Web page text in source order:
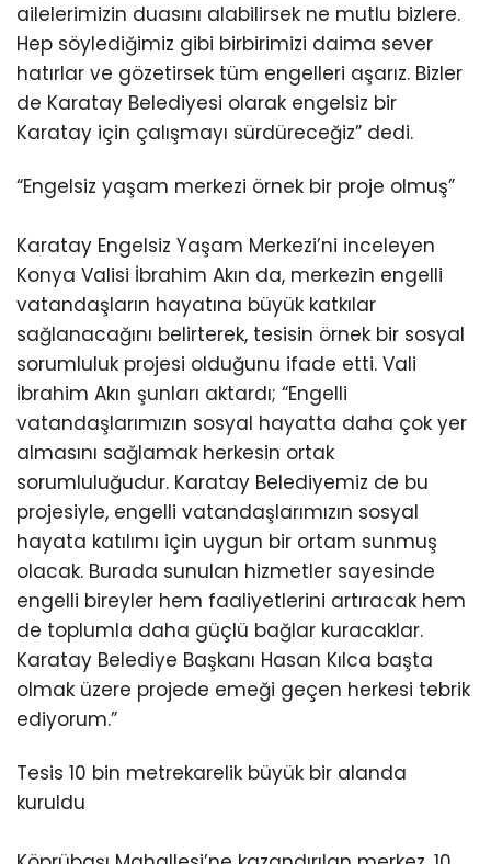
ailelerimizin duasını alabilirsek ne mutlu bizlere.
Hep söylediğimiz gibi birbirimizi daima sever
hatırlar ve gözetirsek tüm engelleri aşarız. Bizler
de Karatay Belediyesi olarak engelsiz bir
Karatay için çalışmayı sürdüreceğiz” dedi.
“Engelsiz yaşam merkezi örnek bir proje olmuş”
Karatay Engelsiz Yaşam Merkezi’ni inceleyen
Konya Valisi İbrahim Akın da, merkezin engelli
vatandaşların hayatına büyük katkılar
sağlanacağını belirterek, tesisin örnek bir sosyal
sorumluluk projesi olduğunu ifade etti. Vali
İbrahim Akın şunları aktardı; “Engelli
vatandaşlarımızın sosyal hayatta daha çok yer
almasını sağlamak herkesin ortak
sorumluluğudur. Karatay Belediyemiz de bu
projesiyle, engelli vatandaşlarımızın sosyal
hayata katılımı için uygun bir ortam sunmuş
olacak. Burada sunulan hizmetler sayesinde
engelli bireyler hem faaliyetlerini artıracak hem
de toplumla daha güçlü bağlar kuracaklar.
Karatay Belediye Başkanı Hasan Kılca başta
olmak üzere projede emeği geçen herkesi tebrik
ediyorum.”
Tesis 10 bin metrekarelik büyük bir alanda
kuruldu